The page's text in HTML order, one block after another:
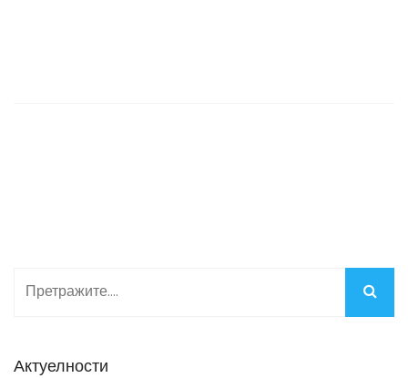
Актуелности